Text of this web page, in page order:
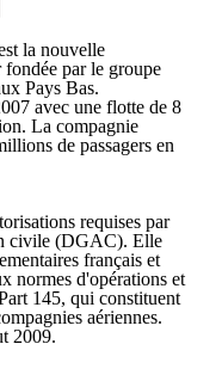
la nouvelle
par le groupe
Pays Bas.
avec une flotte de 8
La compagnie
de passagers en
requises par
civile (DGAC). Elle
français et
normes d'opérations et
145, qui constituent
aériennes.
2009.